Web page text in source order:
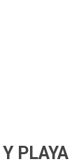
PLAYA